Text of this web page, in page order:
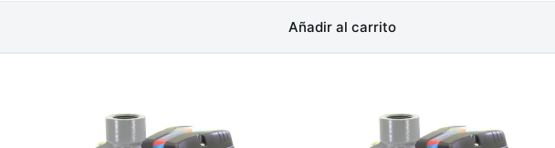
Añadir al carrito